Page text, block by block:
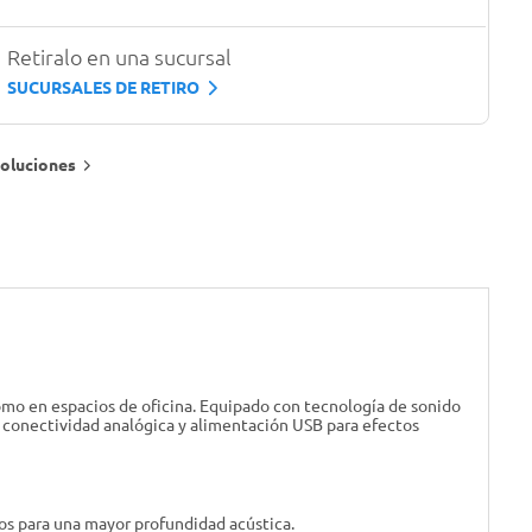
Retiralo en una sucursal
SUCURSALES DE RETIRO
en espacios de oficina. Equipado con tecnología de sonido
analógica y alimentación USB para efectos
para una mayor profundidad acústica.